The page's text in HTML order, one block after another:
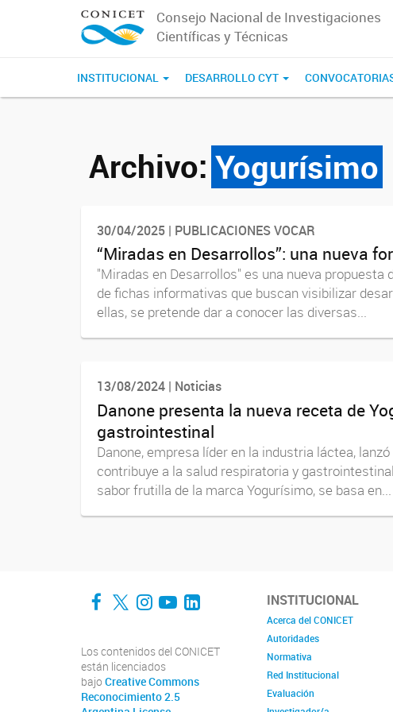
Consejo Nacional de Investigaciones
Científicas y Técnicas
INSTITUCIONAL DESARROLLO CYT
Archivo: Yogurísimo
30/04/2025 | PUBLICACIONES VOCAR
“Miradas en Desarrollos”: una nueva
"Miradas en Desarrollos" es una nueva
de fichas informativas que buscan visibilizar
ellas, se pretende dar a conocer las diversas...
13/08/2024 | Noticias
Danone presenta la nueva receta de
gastrointestinal
Danone, empresa líder en la industria láctea,
contribuye a la salud respiratoria y
sabor frutilla de la marca Yogurísimo, se basa en...
Facebook
Twitter
Instagram
YouTube
LinkedIn
Los contenidos del CONICET
están licenciados
bajo Creative Commons
Reconocimiento 2.5
INSTITUCIONAL
Acerca del CONICET
Autoridades
Normativa
Red Institucional
Evaluación